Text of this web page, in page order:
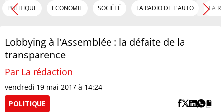
POLITIQUE ECONOMIE SOCIÉTÉ LA RADIO DE L'AUTO LA
Lobbying à l'Assemblée : la défaite de la
transparence
Par La rédaction
vendredi 19 mai 2017 à 14:24
POLITIQUE